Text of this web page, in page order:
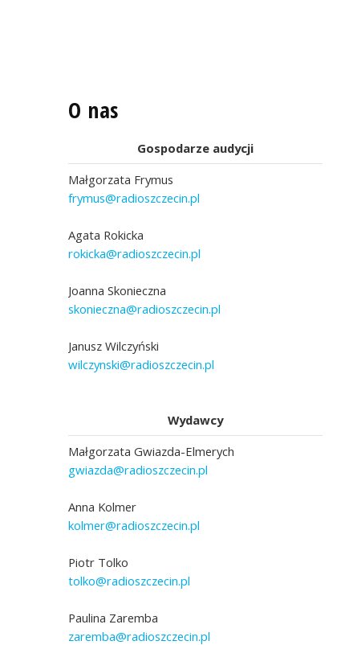
O nas
Gospodarze audycji
Małgorzata Frymus
frymus@radioszczecin.pl
Agata Rokicka
rokicka@radioszczecin.pl
Joanna Skonieczna
skonieczna@radioszczecin.pl
Janusz Wilczyński
wilczynski@radioszczecin.pl
Wydawcy
Małgorzata Gwiazda-Elmerych
gwiazda@radioszczecin.pl
Anna Kolmer
kolmer@radioszczecin.pl
Piotr Tolko
tolko@radioszczecin.pl
Paulina Zaremba
zaremba@radioszczecin.pl